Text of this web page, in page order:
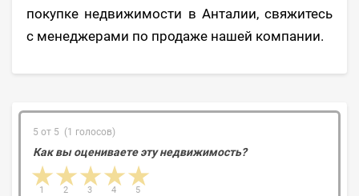
покупке недвижимости в Анталии, свяжитесь
с менеджерами по продаже нашей компании.
5 от 5 (1 голосов)
Как вы оцениваете эту недвижимость?
4 stars
3 stars
2 stars
1 star 5
4
3
2
1